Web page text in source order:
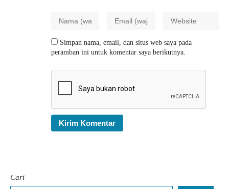
Simpan nama, email, dan situs web saya pada
peramban ini untuk komentar saya berikutnya.
Cari